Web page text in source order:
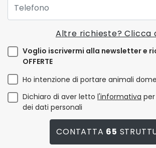
Altre richieste? Clicca
Voglio iscrivermi alla newsletter e
OFFERTE
Ho intenzione di portare animali
Dichiaro di aver letto l'informativa
dei dati personali
CONTATTA 65